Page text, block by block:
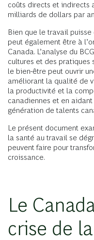
coûts directs et indirects
milliards de dollars par
Bien que le travail
peut également être à
Canada. L’analyse du
cultures et des pratiques
le bien-être peut ouvrir
améliorant la qualité de
la productivité et la
canadiennes et en
génération de talents
Le présent document
la santé au travail se
peuvent faire pour
croissance.
Le
crise de